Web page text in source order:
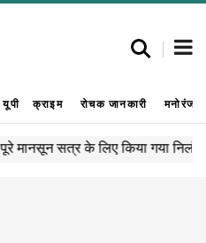
यूपी क्राइम रोचक जानकारी मनोरंजन